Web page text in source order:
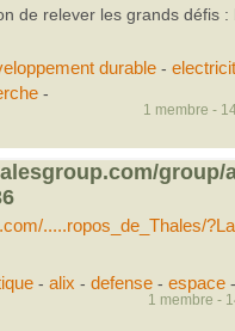
de relever les grands défis
durable-
-
1 membre -
group/
.....ropos_de_Thales/
- alix - defense- espace
1 membre -